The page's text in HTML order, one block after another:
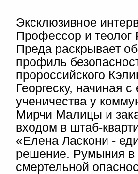
Эксклюзивное
Профессор и теолог
Преда раскрывает
профиль
пророссийского
Георгеску, начиная с
ученичества у
Мирчи Малицы и
входом в штаб-
«Елена Ласкони -
решение. Румыния в
смертельной